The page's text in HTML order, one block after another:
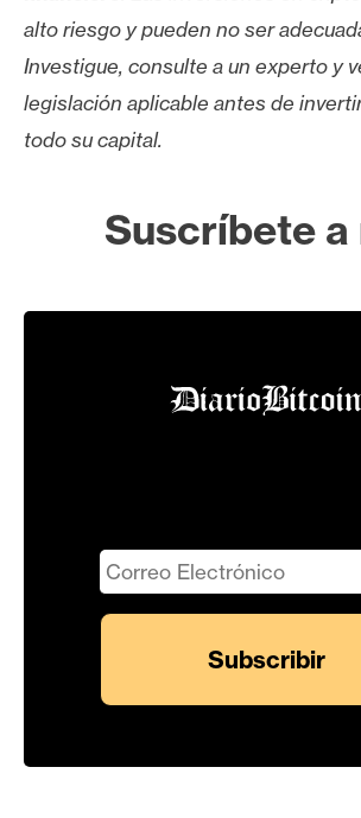
alto riesgo y pueden no ser
Investigue, consulte a un experto y
legislación aplicable antes de
todo su capital.
Suscríbete